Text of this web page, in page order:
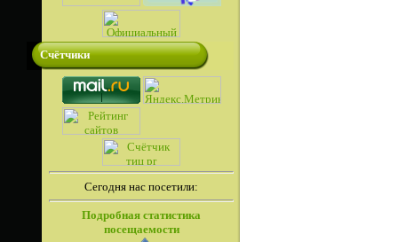
Счётчики
Сегодня нас посетили:
Подробная статистика
посещаемости